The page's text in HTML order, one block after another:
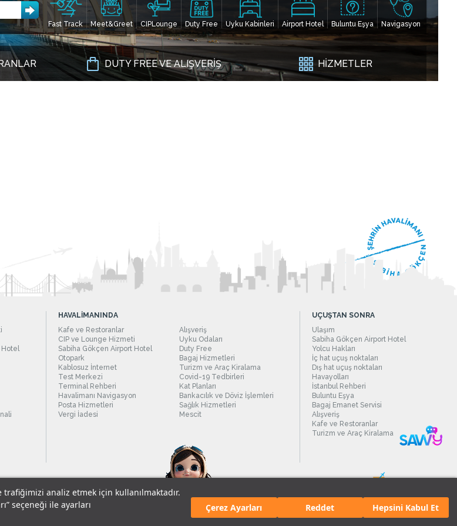
analiz etmek için kullanılmaktadır.
seçeneği ile ayarları
Çerez Ayarları Reddet Hepsini Kabul Et
Fast Track Meet&Greet CIPLounge Duty Free Uyku Kabinleri Airport Hotel Buluntu Eşya Navigasyon
DUTY FREE VE ALIŞVERİŞ HİZMETLER
Hotel
HAVALİMANINDA
Kafe ve Restoranlar
Alışveriş
CIP ve Lounge Hizmeti
Uyku Odaları
Sabiha Gökçen Airport Hotel
Duty Free
Otopark
Bagaj Hizmetleri
Kablosuz İnternet
Turizm ve Araç Kiralama
Test Merkezi
Covid-19 Tedbirleri
Terminal Rehberi
Kat Planları
Havalimanı Navigasyon
Bankacılık ve Döviz İşlemleri
Posta Hizmetleri
Sağlık Hizmetleri
Vergi İadesi
Mescit
UÇUŞTAN SONRA
Ulaşım
Sabiha Gökçen Airport Hotel
Yolcu Hakları
İç hat uçuş noktaları
Dış hat uçuş noktaları
Havayolları
İstanbul Rehberi
Buluntu Eşya
Bagaj Emanet Servisi
Alışveriş
Kafe ve Restoranlar
Turizm ve Araç Kiralama